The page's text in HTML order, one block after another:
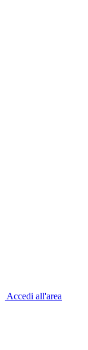
Accedi all'area